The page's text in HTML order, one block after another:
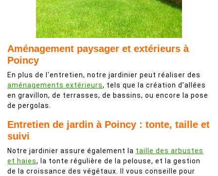
Aménagement paysager et extérieurs à
Poincy
En plus de l'entretien, notre jardinier peut réaliser des
aménagements extérieurs, tels que la création d’allées
en gravillon, de terrasses, de bassins, ou encore la pose
de pergolas.
Entretien de jardin à Poincy : tonte, taille et
suivi
Notre jardinier assure également la taille des arbustes
et haies, la tonte régulière de la pelouse, et la gestion
de la croissance des végétaux. Il vous conseille pour